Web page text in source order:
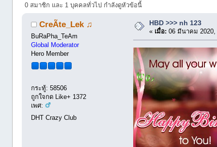
0 สมาชิก และ 1 บุคคลทั่วไป กำลังดูหัวข้อนี้
CreÃte_Lek ♫
BuRaPha_TeAm
Global Moderator
Hero Member
กระทู้: 58506
ถูกใจกด Like+ 1372
เพศ:
DHT Crazy Club
HBD >>> nh 123
« เมื่อ: 06 มีนาคม 2020,